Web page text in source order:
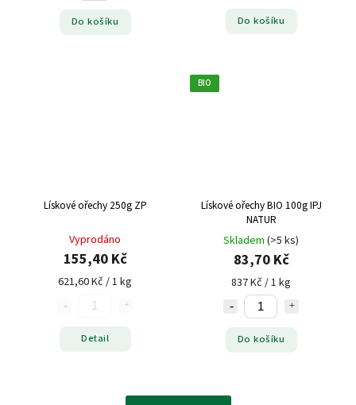
Do košíku Do košíku
Lískové ořechy 250g ZP
Vyprodáno
155,40 Kč
621,60 Kč / 1 kg
Detail
BIO
Lískové ořechy BIO 100g IPJ
NATUR
Skladem (>5 ks)
83,70 Kč
837 Kč / 1 kg
Do košíku